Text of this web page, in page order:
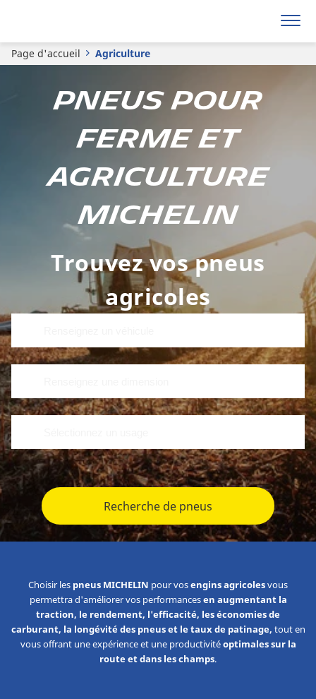
Page d'accueil Agriculture
Pneus pour
ferme et
agriculture
MICHELIN
Trouvez vos pneus
agricoles
Recherche de pneus
Choisir les pneus MICHELIN pour vosengins agricolesvous
permettra d'améliorer vos performancesen augmentant la
traction, le rendement, l'efficacité, les économies de
carburant, la longévité des pneus et le taux de patinage, tout en
vous offrant une expérience et une productivitéoptimales sur la
route et dans les champs.